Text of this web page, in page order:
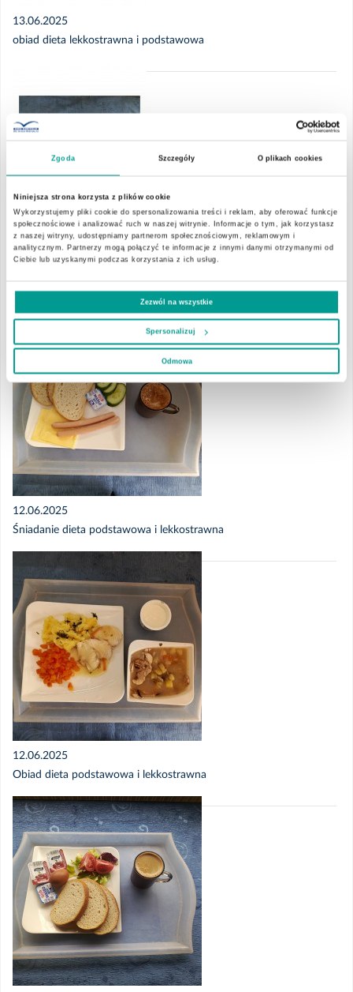
Zgoda Szczegóły O plikach cookies
Niniejsza strona korzysta z plików cookie
Wykorzystujemy pliki cookie do spersonalizowania treści i reklam, aby oferować funkcje
społecznościowe i analizować ruch w naszej witrynie. Informacje o tym, jak korzystasz
z naszej witryny, udostępniamy partnerom społecznościowym, reklamowym i
analitycznym. Partnerzy mogą połączyć te informacje z innymi danymi otrzymanymi od
Ciebie lub uzyskanymi podczas korzystania z ich usług.
Zezwól na wszystkie
Spersonalizuj
Odmowa
13.06.2025
obiad dieta lekkostrawna i podstawowa
13.06.2025
12.06.2025
Śniadanie dieta podstawowa i lekkostrawna
12.06.2025
Obiad dieta podstawowa i lekkostrawna